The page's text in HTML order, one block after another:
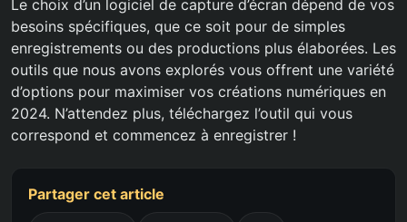
Le choix d’un logiciel de capture d’écran dépend de vos
besoins spécifiques, que ce soit pour de simples
enregistrements ou des productions plus élaborées. Les
outils que nous avons explorés vous offrent une variété
d’options pour maximiser vos créations numériques en
2024. N’attendez plus, téléchargez l’outil qui vous
correspond et commencez à enregistrer !
Partager cet article